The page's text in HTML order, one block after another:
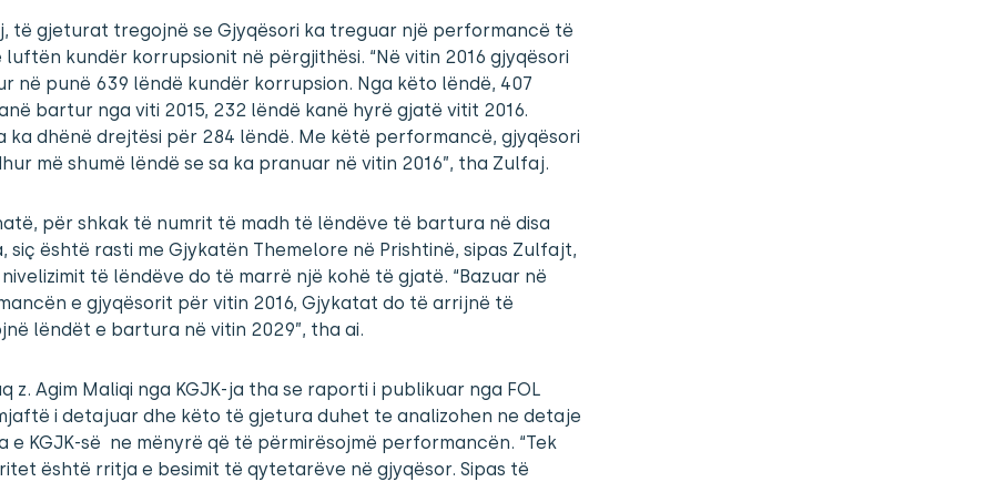
të gjeturat tregojnë se Gjyqësori ka treguar një performancë të
luftën kundër korrupsionit në përgjithësi. “Në vitin 2016 gjyqësori
në punë 639 lëndë kundër korrupsion. Nga këto lëndë, 407
bartur nga viti 2015, 232 lëndë kanë hyrë gjatë vitit 2016.
ka dhënë drejtësi për 284 lëndë. Me këtë performancë, gjyqësori
më shumë lëndë se sa ka pranuar në vitin 2016”, tha Zulfaj.
për shkak të numrit të madh të lëndëve të bartura në disa
siç është rasti me Gjykatën Themelore në Prishtinë, sipas Zulfajt,
të lëndëve do të marrë një kohë të gjatë. “Bazuar në
e gjyqësorit për vitin 2016, Gjykatat do të arrijnë të
lëndët e bartura në vitin 2029”, tha ai.
z. Agim Maliqi nga KGJK-ja tha se raporti i publikuar nga FOL
i detajuar dhe këto të gjetura duhet te analizohen ne detaje
e KGJK-së ne mënyrë që të përmirësojmë performancën. “Tek
është rritja e besimit të qytetarëve në gjyqësor. Sipas të